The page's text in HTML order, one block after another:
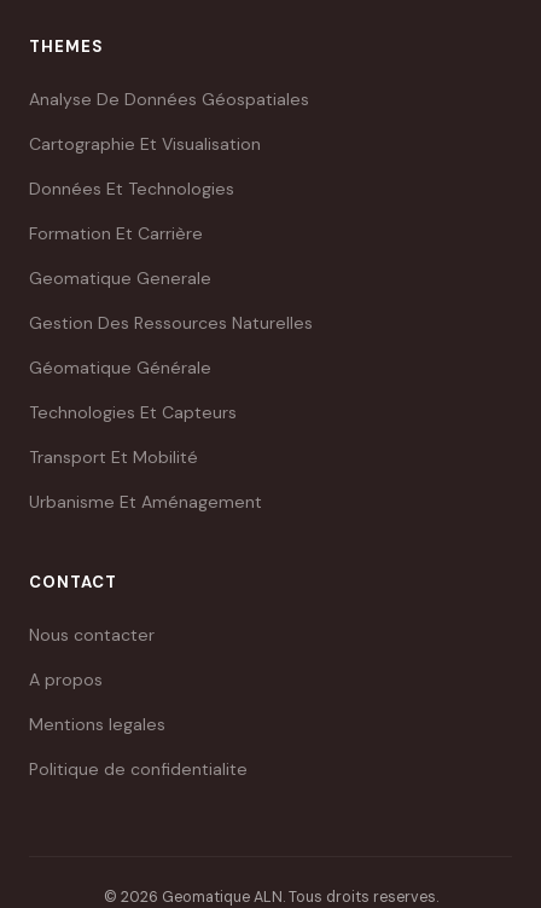
THEMES
Analyse De Données Géospatiales
Cartographie Et Visualisation
Données Et Technologies
Formation Et Carrière
Geomatique Generale
Gestion Des Ressources Naturelles
Géomatique Générale
Technologies Et Capteurs
Transport Et Mobilité
Urbanisme Et Aménagement
CONTACT
Nous contacter
A propos
Mentions legales
Politique de confidentialite
© 2026 Geomatique ALN. Tous droits reserves.